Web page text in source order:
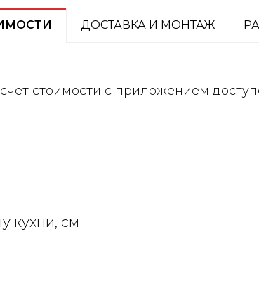
ДОСТАВКА И МОНТАЖ
стоимости с приложением
кухни, см